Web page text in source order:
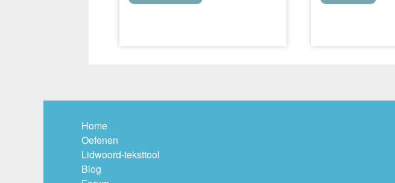
Home
Oefenen
Lidwoord-teksttool
Blog